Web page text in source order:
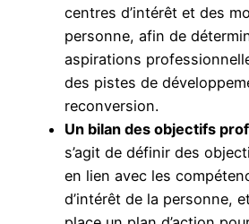
centres d’intérêt et des
personne, afin de
aspirations
des pistes de
reconversion.
Un bilan des objectifs
s’agit de définir des
en lien avec les
d’intérêt de la personne,